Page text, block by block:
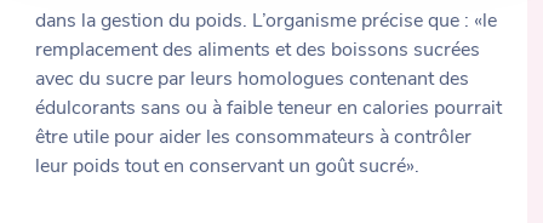
dans la gestion du poids. L’organisme précise que : «le
remplacement des aliments et des boissons sucrées
avec du sucre par leurs homologues contenant des
édulcorants sans ou à faible teneur en calories pourrait
être utile pour aider les consommateurs à contrôler
leur poids tout en conservant un goût sucré».